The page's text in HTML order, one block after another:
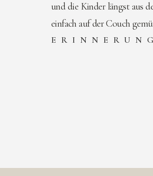
und die Kinder längst aus
einfach auf der Couch